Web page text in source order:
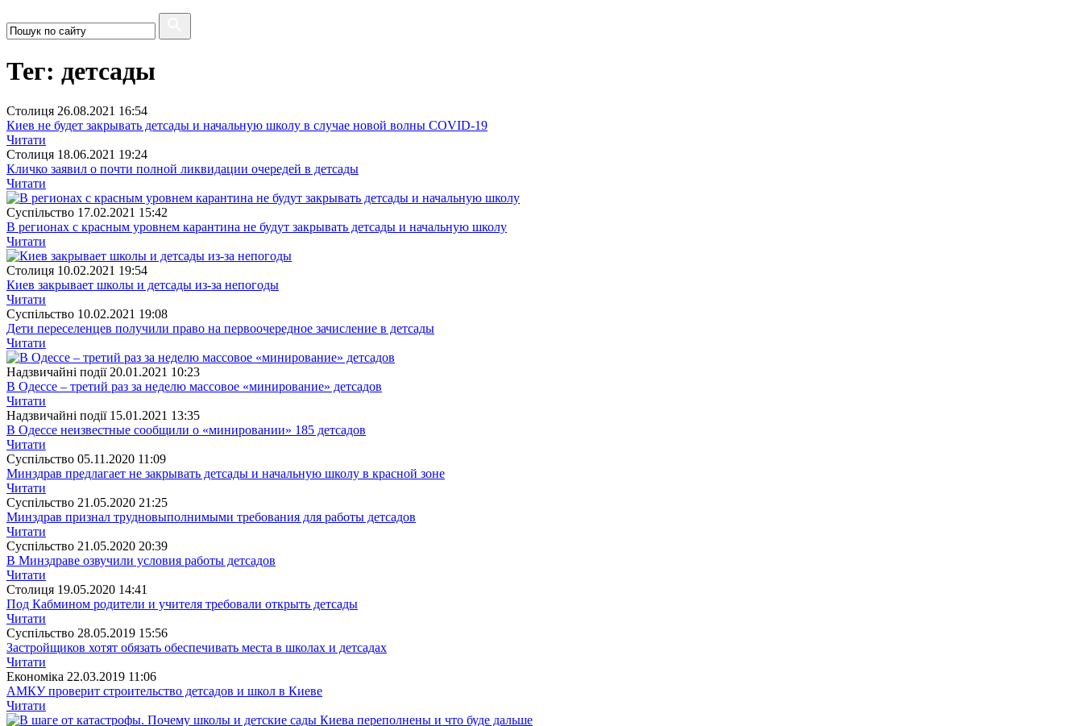
Тег: детсады
Столиця 26.08.2021 16:54
Киев не будет закрывать детсады и начальную школу в случае новой волны COVID-19
Читати
Столиця 18.06.2021 19:24
Кличко заявил о почти полной ликвидации очередей в детсады
Читати
Суспiльство 17.02.2021 15:42
В регионах с красным уровнем карантина не будут закрывать детсады и начальную школу
Читати
Столиця 10.02.2021 19:54
Киев закрывает школы и детсады из-за непогоды
Читати
Суспiльство 10.02.2021 19:08
Дети переселенцев получили право на первоочередное зачисление в детсады
Читати
Надзвичайні події 20.01.2021 10:23
В Одессе – третий раз за неделю массовое «минирование» детсадов
Читати
Надзвичайні події 15.01.2021 13:35
В Одессе неизвестные сообщили о «минировании» 185 детсадов
Читати
Суспiльство 05.11.2020 11:09
Минздрав предлагает не закрывать детсады и начальную школу в красной зоне
Читати
Суспiльство 21.05.2020 21:25
Минздрав признал трудновыполнимыми требования для работы детсадов
Читати
Суспiльство 21.05.2020 20:39
В Минздраве озвучили условия работы детсадов
Читати
Столиця 19.05.2020 14:41
Под Кабмином родители и учителя требовали открыть детсады
Читати
Суспiльство 28.05.2019 15:56
Застройщиков хотят обязать обеспечивать места в школах и детсадах
Читати
Економіка 22.03.2019 11:06
АМКУ проверит строительство детсадов и школ в Киеве
Читати